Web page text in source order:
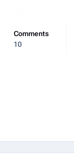
Comments
10